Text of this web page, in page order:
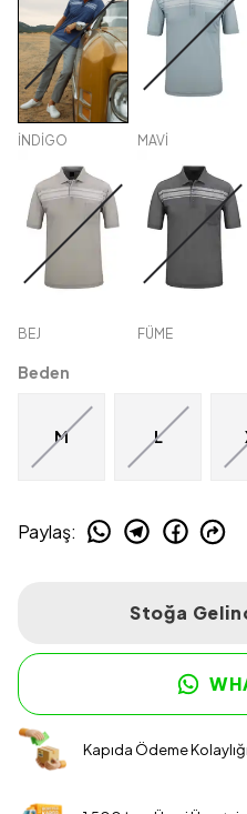
İNDİGO MAVİ
BEJ FÜME
Beden
M L
Paylaş:
Stoğa
Kapıda Ödeme Kolaylığı